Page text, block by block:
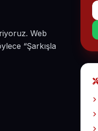
Web
“Şarkışla